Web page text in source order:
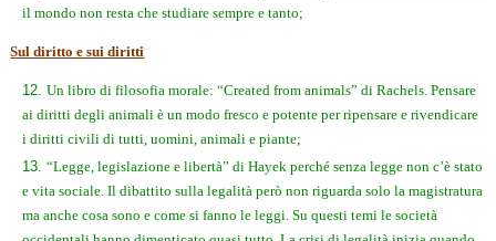
il mondo non resta che studiare sempre e tanto;
Sul diritto e sui diritti
Un libro di filosofia morale: “Created from animals” di Rachels. Pensare
ai diritti degli animali è un modo fresco e potente per ripensare e rivendicare
i diritti civili di tutti, uomini, animali e piante;
“Legge, legislazione e libertà” di Hayek perché senza legge non c’è stato
e vita sociale. Il dibattito sulla legalità però non riguarda solo la magistratura
ma anche cosa sono e come si fanno le leggi. Su questi temi le società